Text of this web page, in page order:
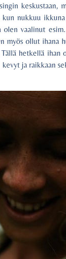
keskustaan,
nukkuu
vaalinut
ollut ihana
hetkellä
ja raikkaan